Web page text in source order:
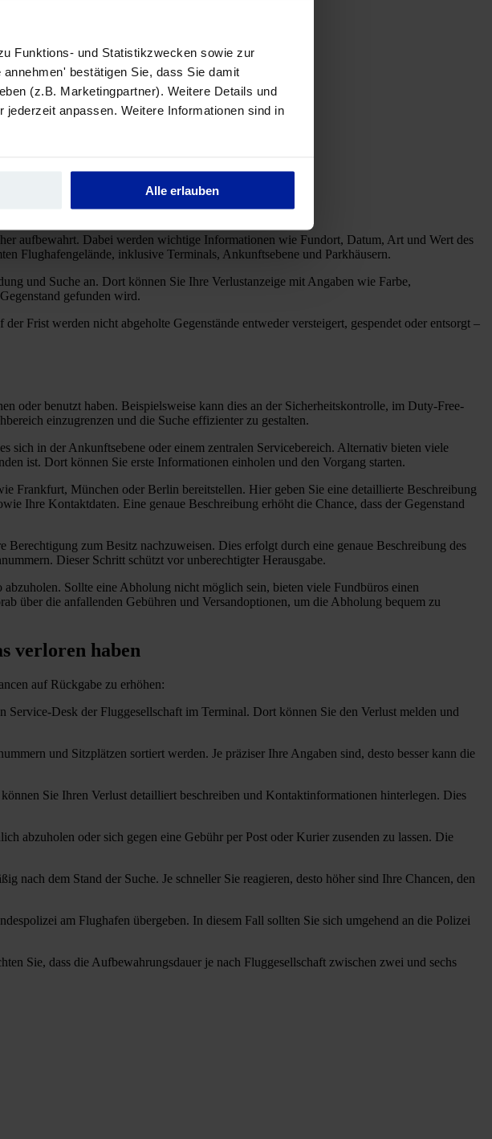
Funktions- und Statistikzwecken sowie zur
bestätigen Sie, dass Sie damit
(z.B. Marketingpartner). Weitere Details und
jederzeit anpassen. Weitere Informationen sind in
Alle erlauben
am Gate oder in Wartebereichen vergessen.
oder Duty-Free-Shops liegen.
oder Flugzeug zurückgelassen.
oder medizinische Hilfsmittel vergessen.
aufbewahrt. Dabei werden wichtige Informationen wie Fundort, Datum, Art und Wert des
Flughafengelände, inklusive Terminals, Ankunftsebene und Parkhäusern.
und Suche an. Dort können Sie Ihre Verlustanzeige mit Angaben wie Farbe,
gefunden wird.
Frist werden nicht abgeholte Gegenstände entweder versteigert, gespendet oder entsorgt –
oder benutzt haben. Beispielsweise kann dies an der Sicherheitskontrolle, im Duty-Free-
einzugrenzen und die Suche effizienter zu gestalten.
sich in der Ankunftsebene oder einem zentralen Servicebereich. Alternativ bieten viele
ist. Dort können Sie erste Informationen einholen und den Vorgang starten.
Frankfurt, München oder Berlin bereitstellen. Hier geben Sie eine detaillierte Beschreibung
Ihre Kontaktdaten. Eine genaue Beschreibung erhöht die Chance, dass der Gegenstand
zum Besitz nachzuweisen. Dies erfolgt durch eine genaue Beschreibung des
Dieser Schritt schützt vor unberechtigter Herausgabe.
Sollte eine Abholung nicht möglich sein, bieten viele Fundbüros einen
über die anfallenden Gebühren und Versandoptionen, um die Abholung bequem zu
verloren haben
auf Rückgabe zu erhöhen:
Desk der Fluggesellschaft im Terminal. Dort können Sie den Verlust melden und
und Sitzplätzen sortiert werden. Je präziser Ihre Angaben sind, desto besser kann die
Sie Ihren Verlust detailliert beschreiben und Kontaktinformationen hinterlegen. Dies
abzuholen oder sich gegen eine Gebühr per Post oder Kurier zusenden zu lassen. Die
dem Stand der Suche. Je schneller Sie reagieren, desto höher sind Ihre Chancen, den
am Flughafen übergeben. In diesem Fall sollten Sie sich umgehend an die Polizei
Sie, dass die Aufbewahrungsdauer je nach Fluggesellschaft zwischen zwei und sechs